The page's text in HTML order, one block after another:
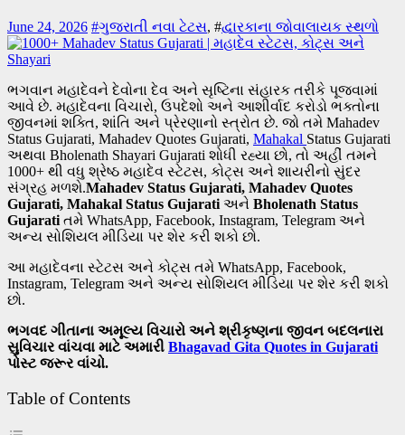
June 24, 2026 #ગુજરાતી નવા ટેટસ, #દ્વારકાના જોવાલાયક સ્થળો
ભગવાન મહાદેવને દેવોના દેવ અને સૃષ્ટિના સંહારક તરીકે પૂજવામાં
આવે છે. મહાદેવના વિચારો, ઉપદેશો અને આશીર્વાદ કરોડો ભક્તોના
જીવનમાં શક્તિ, શાંતિ અને પ્રેરણાનો સ્ત્રોત છે. જો તમે Mahadev
Status Gujarati, Mahadev Quotes Gujarati, Mahakal Status Gujarati
અથવા Bholenath Shayari Gujarati શોધી રહ્યા છો, તો અહીં તમને
1000+ થી વધુ શ્રેષ્ઠ મહાદેવ સ્ટેટસ, કોટ્સ અને શાયરીનો સુંદર
સંગ્રહ મળશે.Mahadev Status Gujarati, Mahadev Quotes
Gujarati, Mahakal Status Gujarati અને Bholenath Status
Gujarati તમે WhatsApp, Facebook, Instagram, Telegram અને
અન્ય સોશિયલ મીડિયા પર શેર કરી શકો છો.
આ મહાદેવના સ્ટેટસ અને કોટ્સ તમે WhatsApp, Facebook,
Instagram, Telegram અને અન્ય સોશિયલ મીડિયા પર શેર કરી શકો
છો.
ભગવદ ગીતાના અમૂલ્ય વિચારો અને શ્રીકૃષ્ણના જીવન બદલનારા
સુવિચાર વાંચવા માટે અમારી Bhagavad Gita Quotes in Gujarati
પોસ્ટ જરૂર વાંચો.
Table of Contents